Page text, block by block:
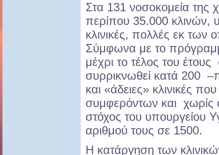
Στα 131 νοσοκομεία της
περίπου 35.000
κλινικές, πολλές εκ των
Σύμφωνα με το
μέχρι το τέλος του έτους
συρρικνωθεί κατά 200
και «άδειες» κλινικές
συμφερόντων και χωρίς
στόχος του υπουργείου
αριθμού τους σε 1500.
Η κατάργηση των